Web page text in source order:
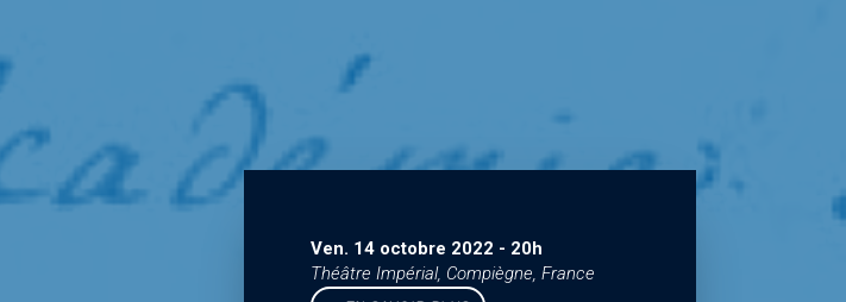
Ven. 14 octobre 2022 - 20h
Théâtre Impérial, Compiègne, France